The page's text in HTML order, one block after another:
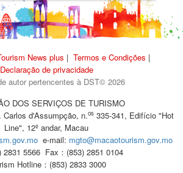
News plus | Termos e Condições |
Declaração de privacidade
autor pertencentes à DST© 2026
DOS SERVIÇOS DE TURISMO
Carlos d'Assumpção, n.os335-341, Edifício "Hot
Line", 12º andar, Macau
e-mail: mgto@macaotourism.gov.mo
2831 5566 Fax：(853) 2851 0104
Hotline：(853) 2833 3000